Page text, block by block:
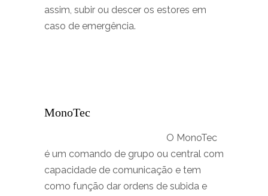
assim, subir ou descer os estores em
caso de emergência.
MonoTec
O MonoTec
é um comando de grupo ou central com
capacidade de comunicação e tem
como função dar ordens de subida e